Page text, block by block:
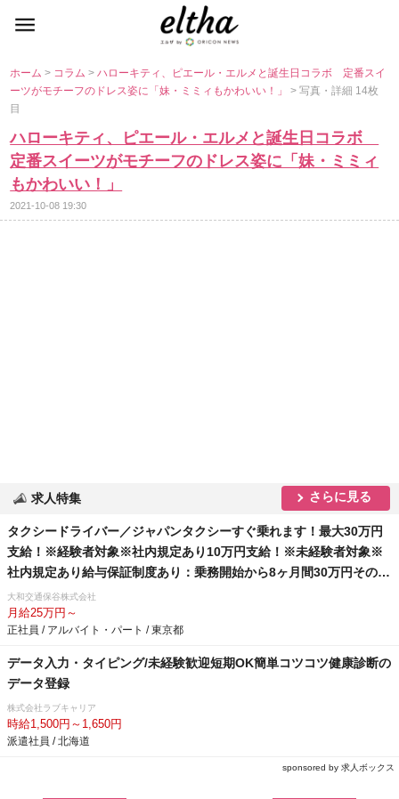
ホーム> コラム>ハローキティ、ピエール・エルメと誕生日コラボ 定番スイ
ーツがモチーフのドレス姿に「妹・ミミィもかわいい！」> 写真・詳細 14枚
目
ハローキティ、ピエール・エルメと誕生日コラボ
定番スイーツがモチーフのドレス姿に「妹・ミミィ
もかわいい！」
2021-10-08 19:30
求人特集 さらに見る
タクシードライバー／ジャパンタクシーすぐ乗れます！最大30万円
支給！※経験者対象※社内規定あり10万円支給！※未経験者対象※
社内規定あり給与保証制度あり：乗務開始から8ヶ月間30万円その後
4ヶ月間25万円の1年間の給与保証を支給！※未経験者対象単身社宅
完備！家賃35,000円（入居から12ヵ月間）退職金制度あり！女性乗
務員大募集しております。女性特集記事 → 会社の特徴をチェック
大和交通保谷株式会社
月給25万円～
正社員 / アルバイト・パート / 東京都
データ入力・タイピング/未経験歓迎短期OK簡単コツコツ健康診断の
データ登録
株式会社ラブキャリア
時給1,500円～1,650円
派遣社員 / 北海道
sponsored by 求人ボックス